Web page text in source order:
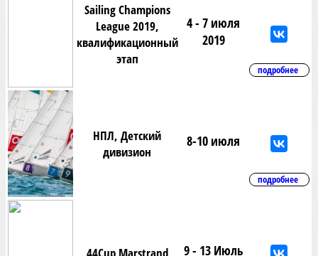
Sailing Champions
League 2019,
квалификационный
этап
4 - 7 июля
2019
подробнее
НПЛ, Детский
дивизион
8-10 июля
подробнее
44Cup Marstrand 9 - 13 Июль